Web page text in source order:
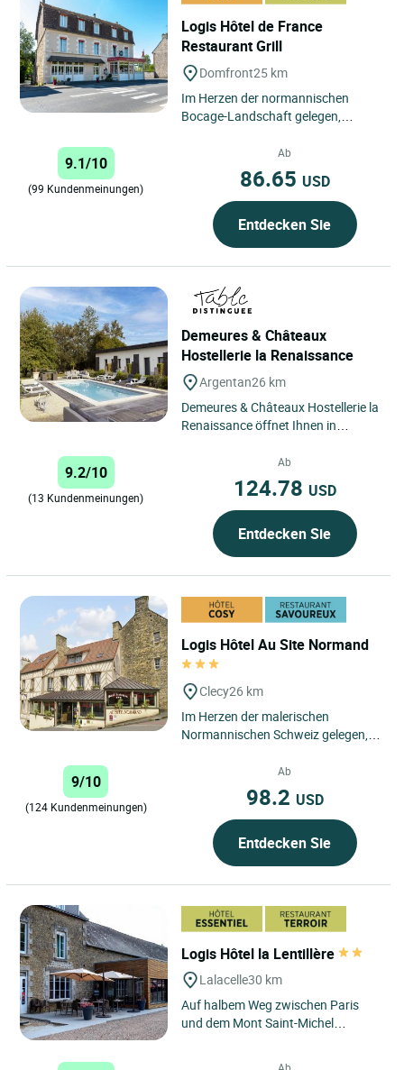
Logis Hôtel de France
Restaurant Grill
Domfront25 km
Im Herzen der normannischen
Bocage-Landschaft gelegen,
France in Domfront in einer
9.1/10
(99 Kundenmeinungen)
Ab
86.65 USD
Entdecken Sie
Demeures & Châteaux
Hostellerie la Renaissance
Argentan26 km
Demeures & Châteaux Hostellerie la
Renaissance öffnet Ihnen in
Normandie, seine Türen – in einer...
9.2/10
(13 Kundenmeinungen)
Ab
124.78 USD
Entdecken Sie
Logis Hôtel Au Site Normand
Clecy26 km
Im Herzen der malerischen
Normannischen Schweiz gelegen,
Normand eine privilegierte Lage...
9/10
(124 Kundenmeinungen)
Ab
98.2 USD
Entdecken Sie
Logis Hôtel la Lentillère
Lalacelle30 km
Auf halbem Weg zwischen Paris
und dem Mont Saint-Michel
Ab